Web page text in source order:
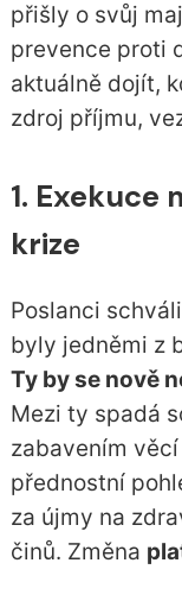
přišly o svůj
prevence proti
aktuálně dojít,
zdroj příjmu,
1. Exekuce
krize
Poslanci
byly jedněmi z
Ty by se nově
Mezi ty spadá
zabavením
přednostní
za újmy na
činů. Změna